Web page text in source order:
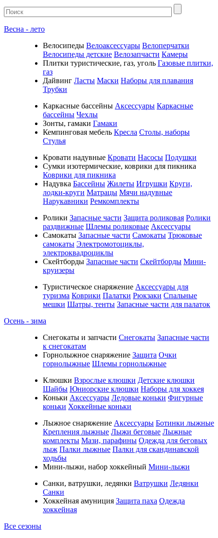
Весна - лето
Велосипеды Велоаксессуары Велоперчатки
Велосипеды детские Велозапчасти Камеры
Плитки туристические, газ, уголь Газовые плитки,
газ
Дайвинг Ласты Маски Наборы для плавания
Трубки
Каркасные бассейны Аксессуары Каркасные
бассейны Чехлы
Зонты, гамаки Гамаки
Кемпинговая мебель Кресла Столы, наборы
Стулья
Кровати надувные Кровати Насосы Подушки
Cумки изотермические, коврики для пикника
Коврики для пикника
Надувка Бассейны Жилеты Игрушки Круги,
лодки-круги Матрацы Мячи надувные
Нарукавники Ремкомплекты
Ролики Запасные части Защита роликовая Ролики
раздвижные Шлемы роликовые Аксессуары
Самокаты Запасные части Самокаты Трюковые
самокаты Электромотоциклы,
электроквадроциклы
Скейтборды Запасные части Скейтборды Мини-
круизеры
Туристическое снаряжение Аксессуары для
туризма Коврики Палатки Рюкзаки Спальные
мешки Шатры, тенты Запасные части для палаток
Осень - зима
Cнегокаты и запчасти Снегокаты Запасные части
к снегокатам
Горнолыжное снаряжение Защита Очки
горнолыжные Шлемы горнолыжные
Клюшки Взрослые клюшки Детские клюшки
Шайбы Юниорские клюшки Наборы для хоккея
Коньки Аксессуары Ледовые коньки Фигурные
коньки Хоккейные коньки
Лыжное снаряжение Аксессуары Ботинки лыжные
Крепления лыжные Лыжи беговые Лыжные
комплекты Мази, парафины Одежда для беговых
лыж Палки лыжные Палки для скандинавской
ходьбы
Мини-лыжи, набор хоккейный Мини-лыжи
Санки, ватрушки, ледянки Ватрушки Ледянки
Санки
Хоккейная амуниция Защита паха Одежда
хоккейная
Все сезоны